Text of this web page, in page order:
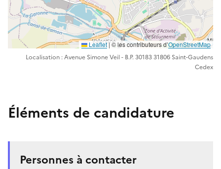
Leaflet| ©️️ les contributeurs d’OpenStreetMap
Localisation : Avenue Simone Veil - B.P. 30183 31806 Saint-Gaudens
Cedex
Éléments de candidature
Personnes à contacter